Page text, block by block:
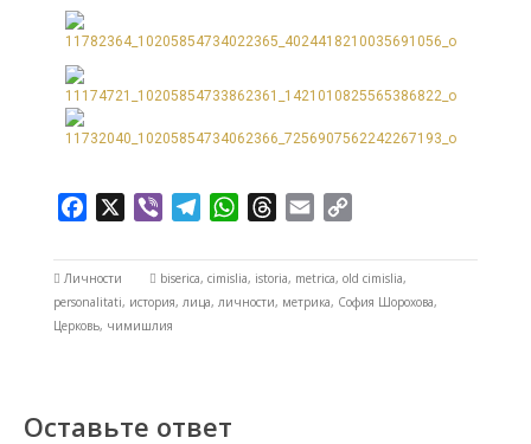
Facebook Viber TelegramWhatsApp
Threads
Email
Личности biserica, cimislia, istoria, metrica, old cimislia,
personalitati, история, лица, личности, метрика, София Шорохова,
Церковь, чимишлия
Оставьте ответ